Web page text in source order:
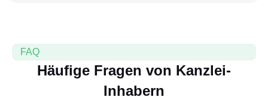
FAQ
Häufige Fragen von Kanzlei-
Inhabern